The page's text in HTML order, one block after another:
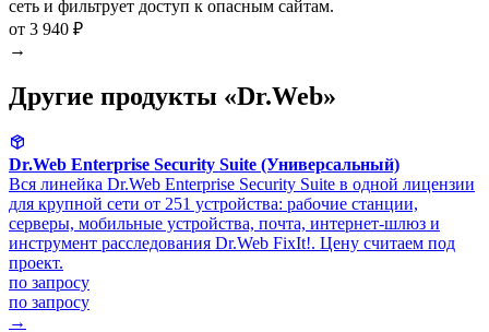
сеть и фильтрует доступ к опасным сайтам.
от 3 940 ₽
→
Другие продукты «Dr.Web»
Dr.Web Enterprise Security Suite (Универсальный)
Вся линейка Dr.Web Enterprise Security Suite в одной лицензии
для крупной сети от 251 устройства: рабочие станции,
серверы, мобильные устройства, почта, интернет-шлюз и
инструмент расследования Dr.Web FixIt!. Цену считаем под
проект.
по запросу
по запросу
→